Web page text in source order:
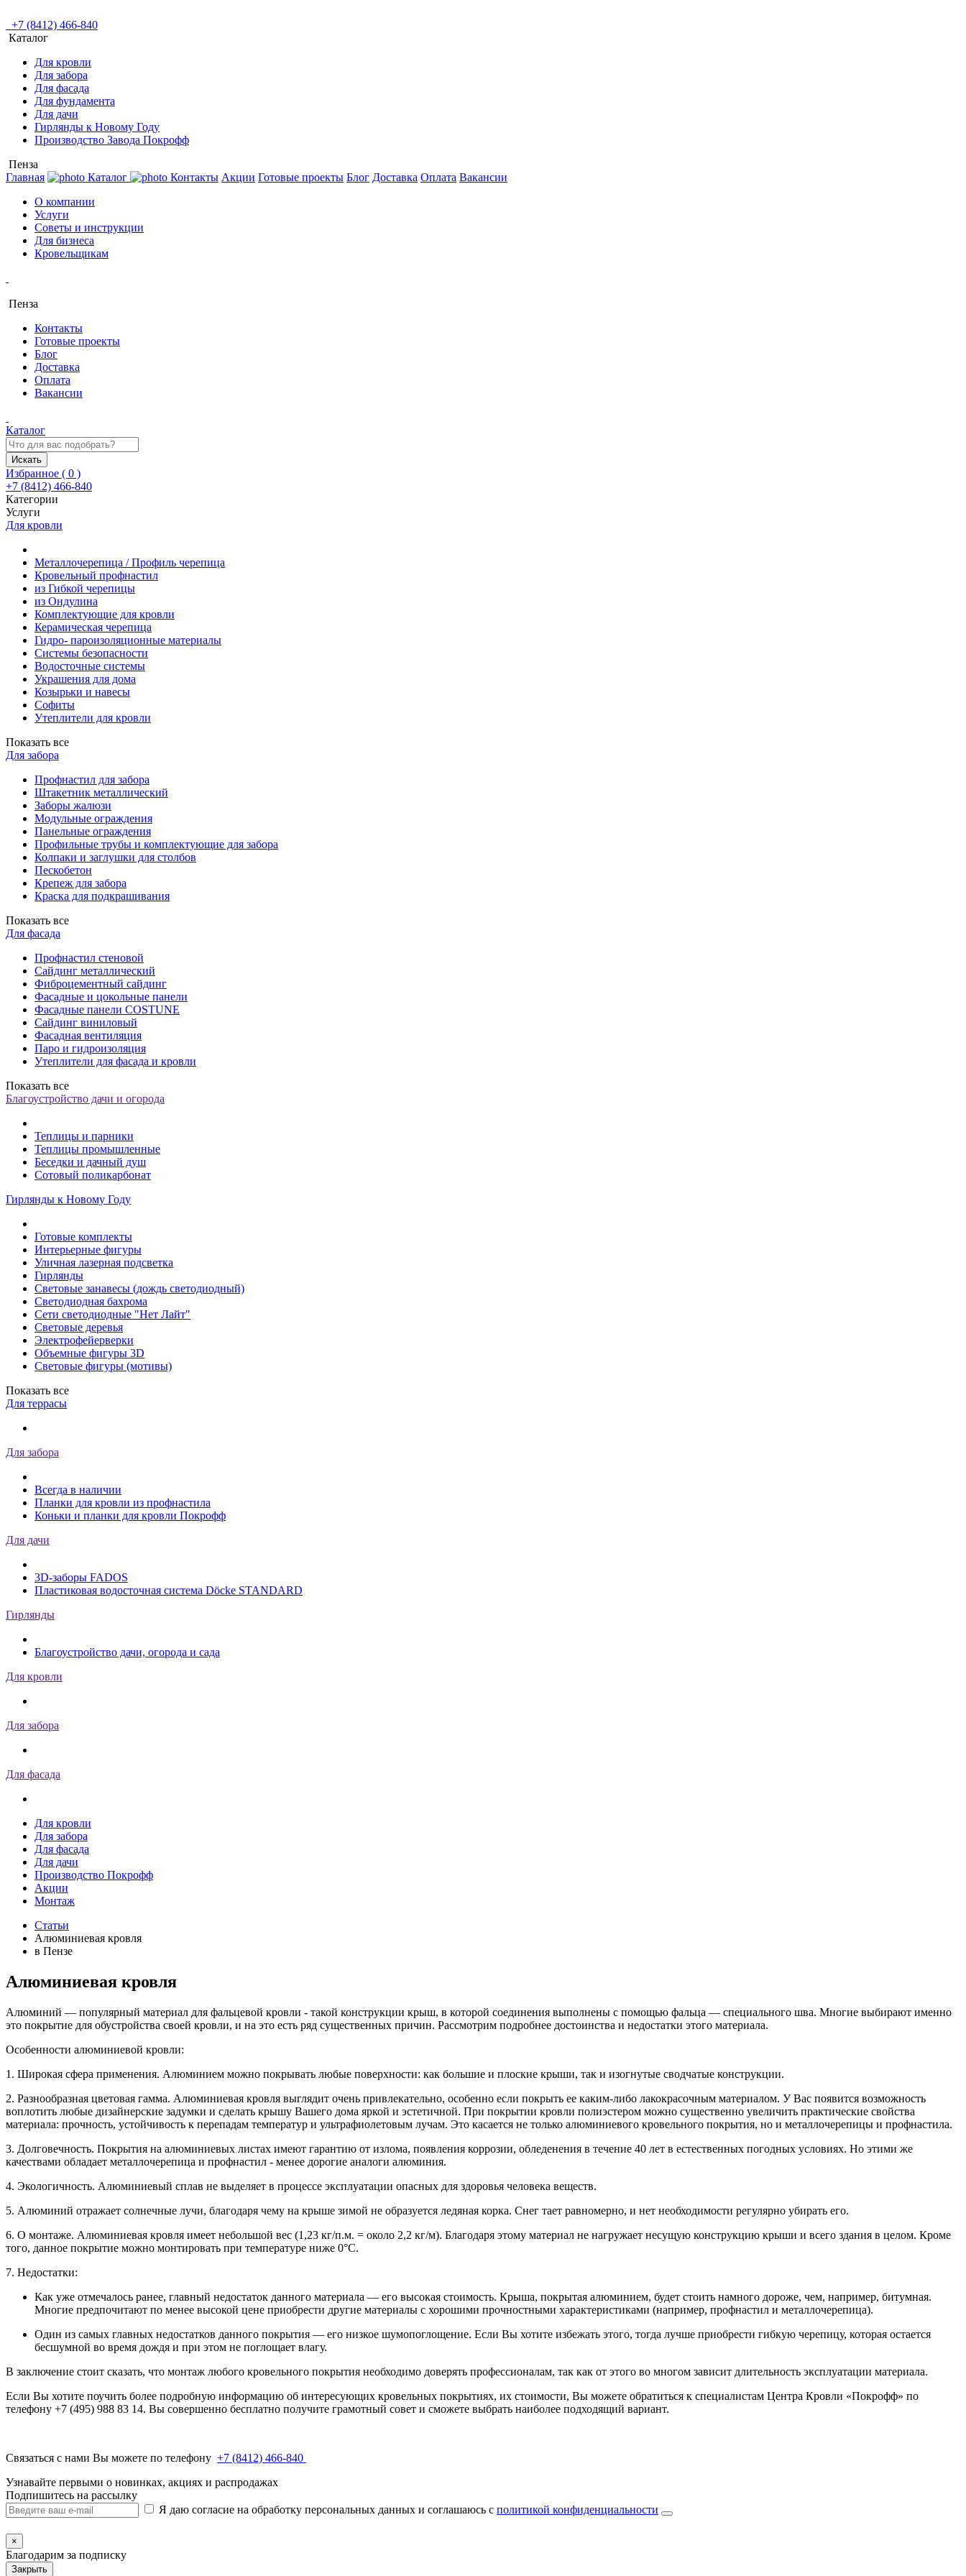
+7 (8412) 466-840
Каталог
Для кровли
Для забора
Для фасада
Для фундамента
Для дачи
Гирлянды к Новому Году
Производство Завода Покрофф
Пенза
Главная
Каталог Контакты Акции Готовые проекты Блог Доставка Оплата Вакансии
О компании
Услуги
Советы и инструкции
Для бизнеса
Кровельщикам
Пенза
Контакты
Готовые проекты
Блог
Доставка
Оплата
Вакансии
Каталог
Искать
Избранное ( 0 )
+7 (8412) 466-840
Категории
Услуги
Для кровли
Металлочерепица / Профиль черепица
Кровельный профнастил
из Гибкой черепицы
из Ондулина
Комплектующие для кровли
Керамическая черепица
Гидро- пароизоляционные материалы
Системы безопасности
Водосточные системы
Украшения для дома
Козырьки и навесы
Софиты
Утеплители для кровли
Показать все
Для забора
Профнастил для забора
Штакетник металлический
Заборы жалюзи
Модульные ограждения
Панельные ограждения
Профильные трубы и комплектующие для забора
Колпаки и заглушки для столбов
Пескобетон
Крепеж для забора
Краска для подкрашивания
Показать все
Для фасада
Профнастил стеновой
Сайдинг металлический
Фиброцементный сайдинг
Фасадные и цокольные панели
Фасадные панели COSTUNE
Сайдинг виниловый
Фасадная вентиляция
Паро и гидроизоляция
Утеплители для фасада и кровли
Показать все
Благоустройство дачи и огорода
Теплицы и парники
Теплицы промышленные
Беседки и дачный душ
Сотовый поликарбонат
Гирлянды к Новому Году
Готовые комплекты
Интерьерные фигуры
Уличная лазерная подсветка
Гирлянды
Световые занавесы (дождь светодиодный)
Светодиодная бахрома
Сети светодиодные "Нет Лайт"
Световые деревья
Электрофейерверки
Объемные фигуры 3D
Световые фигуры (мотивы)
Показать все
Для террасы
Для забора
Всегда в наличии
Планки для кровли из профнастила
Коньки и планки для кровли Покрофф
Для дачи
3D-заборы FADOS
Пластиковая водосточная система Döcke STANDARD
Гирлянды
Благоустройство дачи, огорода и сада
Для кровли
Для забора
Для фасада
Для кровли
Для забора
Для фасада
Для дачи
Производство Покрофф
Акции
Монтаж
Статьи
Алюминиевая кровля
в Пензе
Алюминиевая кровля
Алюминий — популярный материал для фальцевой кровли - такой конструкции крыш, в которой соединения выполнены с помощью фальца — специального шва. Многие выбирают именно
это покрытие для обустройства своей кровли, и на это есть ряд существенных причин. Рассмотрим подробнее достоинства и недостатки этого материала.
Особенности алюминиевой кровли:
1. Широкая сфера применения. Алюминием можно покрывать любые поверхности: как большие и плоские крыши, так и изогнутые сводчатые конструкции.
2. Разнообразная цветовая гамма. Алюминиевая кровля выглядит очень привлекательно, особенно если покрыть ее каким-либо лакокрасочным материалом. У Вас появится возможность
воплотить любые дизайнерские задумки и сделать крышу Вашего дома яркой и эстетичной. При покрытии кровли полиэстером можно существенно увеличить практические свойства
материала: прочность, устойчивость к перепадам температур и ультрафиолетовым лучам. Это касается не только алюминиевого кровельного покрытия, но и металлочерепицы и профнастила.
3. Долговечность. Покрытия на алюминиевых листах имеют гарантию от излома, появления коррозии, обледенения в течение 40 лет в естественных погодных условиях. Но этими же
качествами обладает металлочерепица и профнастил - менее дорогие аналоги алюминия.
4. Экологичность. Алюминиевый сплав не выделяет в процессе эксплуатации опасных для здоровья человека веществ.
5. Алюминий отражает солнечные лучи, благодаря чему на крыше зимой не образуется ледяная корка. Снег тает равномерно, и нет необходимости регулярно убирать его.
6. О монтаже. Алюминиевая кровля имеет небольшой вес (1,23 кг/п.м. = около 2,2 кг/м). Благодаря этому материал не нагружает несущую конструкцию крыши и всего здания в целом. Кроме
того, данное покрытие можно монтировать при температуре ниже 0°C.
7. Недостатки:
Как уже отмечалось ранее, главный недостаток данного материала — его высокая стоимость. Крыша, покрытая алюминием, будет стоить намного дороже, чем, например, битумная.
Многие предпочитают по менее высокой цене приобрести другие материалы с хорошими прочностными характеристиками (например, профнастил и металлочерепица).
Один из самых главных недостатков данного покрытия — его низкое шумопоглощение. Если Вы хотите избежать этого, тогда лучше приобрести гибкую черепицу, которая остается
бесшумной во время дождя и при этом не поглощает влагу.
В заключение стоит сказать, что монтаж любого кровельного покрытия необходимо доверять профессионалам, так как от этого во многом зависит длительность эксплуатации материала.
Если Вы хотите поучить более подробную информацию об интересующих кровельных покрытиях, их стоимости, Вы можете обратиться к специалистам Центра Кровли «Покрофф» по
телефону +7 (495) 988 83 14. Вы совершенно бесплатно получите грамотный совет и сможете выбрать наиболее подходящий вариант.
Связаться с нами Вы можете по телефону +7 (8412) 466-840
Узнавайте первыми о новинках, акциях и распродажах
Подпишитесь на рассылку
Я даю согласие на обработку персональных данных и соглашаюсь с политикой конфиденциальности
×
Благодарим за подписку
Закрыть